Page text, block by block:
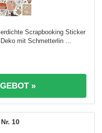
Scrapbooking Sticker
mit Schmetterlin ...
»
10